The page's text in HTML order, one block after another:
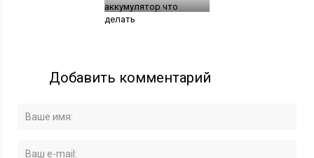
аккумулятор что
делать
Добавить комментарий